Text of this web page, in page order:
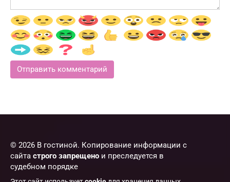
© 2026 В гостиной. Копирование информации с
сайта строго запрещено и преследуется в
судебном порядке